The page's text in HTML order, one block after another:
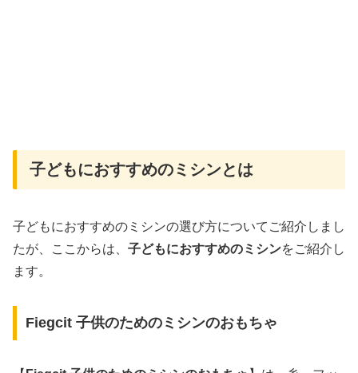
子どもにおすすめのミシンとは
子どもにおすすめのミシンの選び方についてご紹介しまし
たが、ここからは、 子どもにおすすめのミシンをご紹介し
ます。
Fiegcit 子供のためのミシンのおもちゃ